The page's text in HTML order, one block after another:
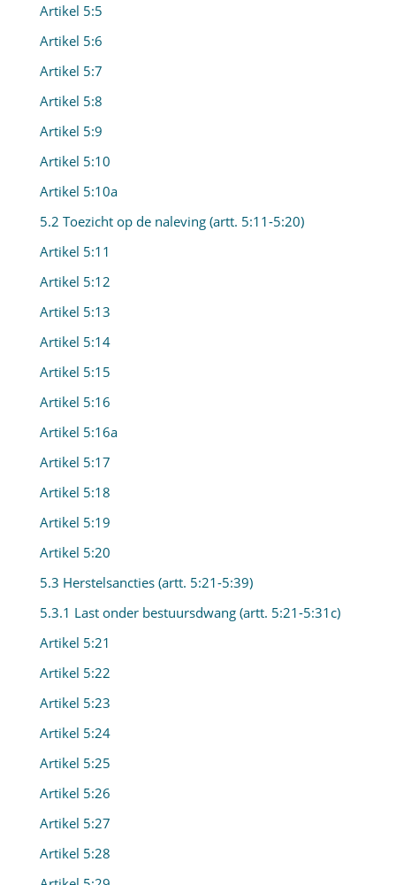
Artikel 5:5
Artikel 5:6
Artikel 5:7
Artikel 5:8
Artikel 5:9
Artikel 5:10
Artikel 5:10a
5.2 Toezicht op de naleving (artt. 5:11-5:20)
Artikel 5:11
Artikel 5:12
Artikel 5:13
Artikel 5:14
Artikel 5:15
Artikel 5:16
Artikel 5:16a
Artikel 5:17
Artikel 5:18
Artikel 5:19
Artikel 5:20
5.3 Herstelsancties (artt. 5:21-5:39)
5.3.1 Last onder bestuursdwang (artt. 5:21-5:31c)
Artikel 5:21
Artikel 5:22
Artikel 5:23
Artikel 5:24
Artikel 5:25
Artikel 5:26
Artikel 5:27
Artikel 5:28